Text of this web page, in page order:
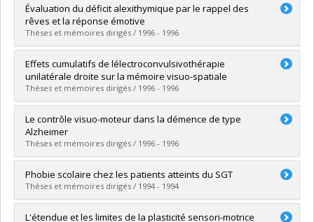
Diplômé(e) :Schiavetto, Alessandra
Cycle :Doctorat
Diplôme obtenu :Ph. D.
Lien vers le document dans Papyrus
Évaluation du déficit alexithymique par le rappel des
rêves et la réponse émotive
Thèses et mémoires dirigés / 1996 - 1996
Diplômé(e) :Ouellet, Lucie
Cycle :Maîtrise
Diplôme obtenu :M. Sc.
Lien vers le document dans Papyrus
Effets cumulatifs de lélectroconvulsivothérapie
unilatérale droite sur la mémoire visuo-spatiale
Thèses et mémoires dirigés / 1996 - 1996
Diplômé(e) :McCabe, Nicole
Cycle :Doctorat
Diplôme obtenu :Ph. D.
Lien vers le document dans Papyrus
Le contrôle visuo-moteur dans la démence de type
Alzheimer
Thèses et mémoires dirigés / 1996 - 1996
Diplômé(e) :Demers, Pascale
Cycle : Doctorat
Diplôme obtenu :Ph. D.
Lien vers le document dans Papyrus
Phobie scolaire chez les patients atteints du SGT
Thèses et mémoires dirigés / 1994 - 1994
Diplômé(e) :Caillé, Stéphanie
L'étendue et les limites de la plasticité sensori-motrice